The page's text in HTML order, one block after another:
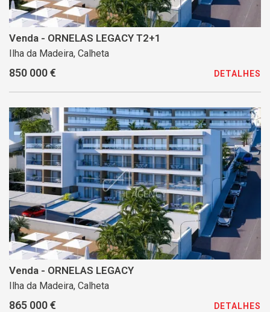
Venda - ORNELAS LEGACY T2+1
Ilha da Madeira, Calheta
850 000 € DETALHES
Venda - ORNELAS LEGACY
Ilha da Madeira, Calheta
865 000 € DETALHES